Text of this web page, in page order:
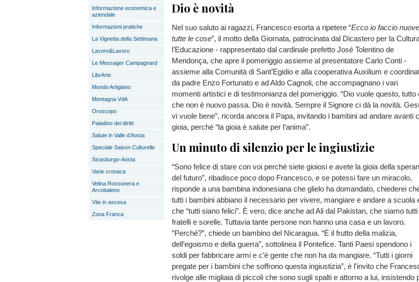
Informazione economica e
aziendale
Informazioni pratiche
La Vignetta della Settimana
Lavoro&Lavoro
Le Messager Campagnard
LibrArte
Mondo Artigiano
Montagna VdA
Oroscopo
Paladino dei diritti
Salute in Valle d'Aosta
Speciale Saison Culturelle
Strasburgo-Aosta
Varie cronaca
Velina Rossonera e
Arcobaleno
Vite in ascesa
Zona Franca
Dio è novità
Nel suo saluto ai ragazzi, Francesco esorta a ripetere “Ecco io faccio nuove
tutte le cose”, il motto della Giornata, patrocinata dal Dicastero per la
l’Educazione - rappresentato dal cardinale prefetto José Tolentino de
Mendonça, che apre il pomeriggio assieme al presentatore Carlo Conti -
assieme alla Comunità di Sant’Egidio e alla cooperativa Auxilium e
da padre Enzo Fortunato e ad Aldo Cagnoli, che accompagnano i vari
momenti artistici e di testimonianza del pomeriggio. “Dio vuole questo, tutto
che non è nuovo passa. Dio è novità. Sempre il Signore ci dà la novità.
vi vuole bene”, ricorda ancora il Papa, invitando i bambini ad andare avanti
gioia, perché “la gioia è salute per l’anima”.
Un minuto di silenzio per le ingiustizie
“Sono felice di stare con voi perché siete gioiosi e avete la gioia della
del futuro”, ribadisce poco dopo Francesco, e se potessi fare un miracolo,
risponde a una bambina indonesiana che glielo ha domandato, chiederei
tutti i bambini abbiano il necessario per vivere, mangiare e andare a scuola
che “tutti siano felici”. È vero, dice anche ad Ali dal Pakistan, che siamo tutti
fratelli e sorelle. Tuttavia tante persone non hanno una casa e un lavoro.
“Perché?”, chiede un bambino del Nicaragua. “È il frutto della malizia,
dell’egoismo e della guerra”, sottolinea il Pontefice. Tanti Paesi spendono i
soldi per fabbricare armi e c’è gente che non ha da mangiare. “Tutti i giorni
pregate per i bambini che soffrono questa ingiustizia”, è l'invito che
rivolge alle migliaia di piccoli che sono sugli spalti e attorno a lui, insistendo